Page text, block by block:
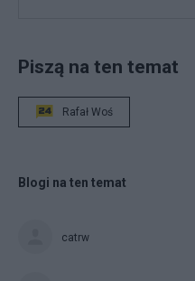
Piszą na ten temat
Rafał Woś
Blogi na ten temat
catrw